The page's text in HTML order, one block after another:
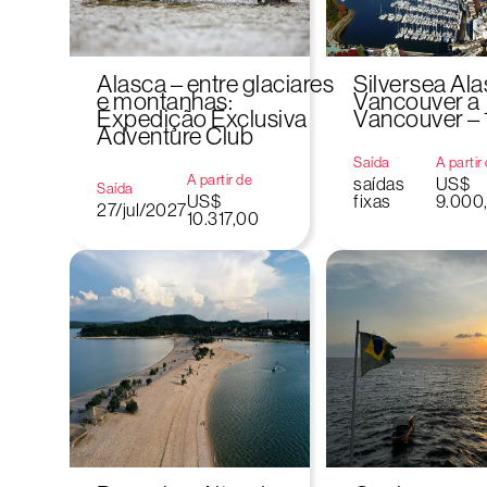
Alasca – entre glaciares
e montanhas:
Expedição Exclusiva
Adventure Club
Saída
27/jul/2027
A partir de
US$
10.317,00
Silversea
Vancouver a
Vancouver –
Saída
saídas
fixas
A partir
US$